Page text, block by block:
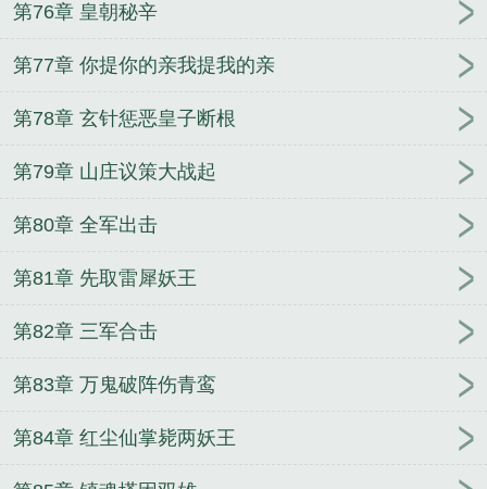
第76章 皇朝秘辛
第77章 你提你的亲我提我的亲
第78章 玄针惩恶皇子断根
第79章 山庄议策大战起
第80章 全军出击
第81章 先取雷犀妖王
第82章 三军合击
第83章 万鬼破阵伤青鸾
第84章 红尘仙掌毙两妖王